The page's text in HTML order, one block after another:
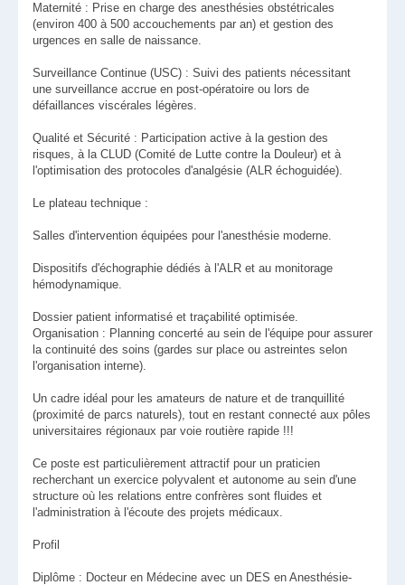
Maternité : Prise en charge des anesthésies obstétricales
(environ 400 à 500 accouchements par an) et gestion des
urgences en salle de naissance.
Surveillance Continue (USC) : Suivi des patients nécessitant
une surveillance accrue en post-opératoire ou lors de
défaillances viscérales légères.
Qualité et Sécurité : Participation active à la gestion des
risques, à la CLUD (Comité de Lutte contre la Douleur) et à
l'optimisation des protocoles d'analgésie (ALR échoguidée).
Le plateau technique :
Salles d'intervention équipées pour l'anesthésie moderne.
Dispositifs d'échographie dédiés à l'ALR et au monitorage
hémodynamique.
Dossier patient informatisé et traçabilité optimisée.
Organisation : Planning concerté au sein de l'équipe pour assurer
la continuité des soins (gardes sur place ou astreintes selon
l'organisation interne).
Un cadre idéal pour les amateurs de nature et de tranquillité
(proximité de parcs naturels), tout en restant connecté aux pôles
universitaires régionaux par voie routière rapide !!!
Ce poste est particulièrement attractif pour un praticien
recherchant un exercice polyvalent et autonome au sein d'une
structure où les relations entre confrères sont fluides et
l'administration à l'écoute des projets médicaux.
Profil
Diplôme : Docteur en Médecine avec un DES en Anesthésie-